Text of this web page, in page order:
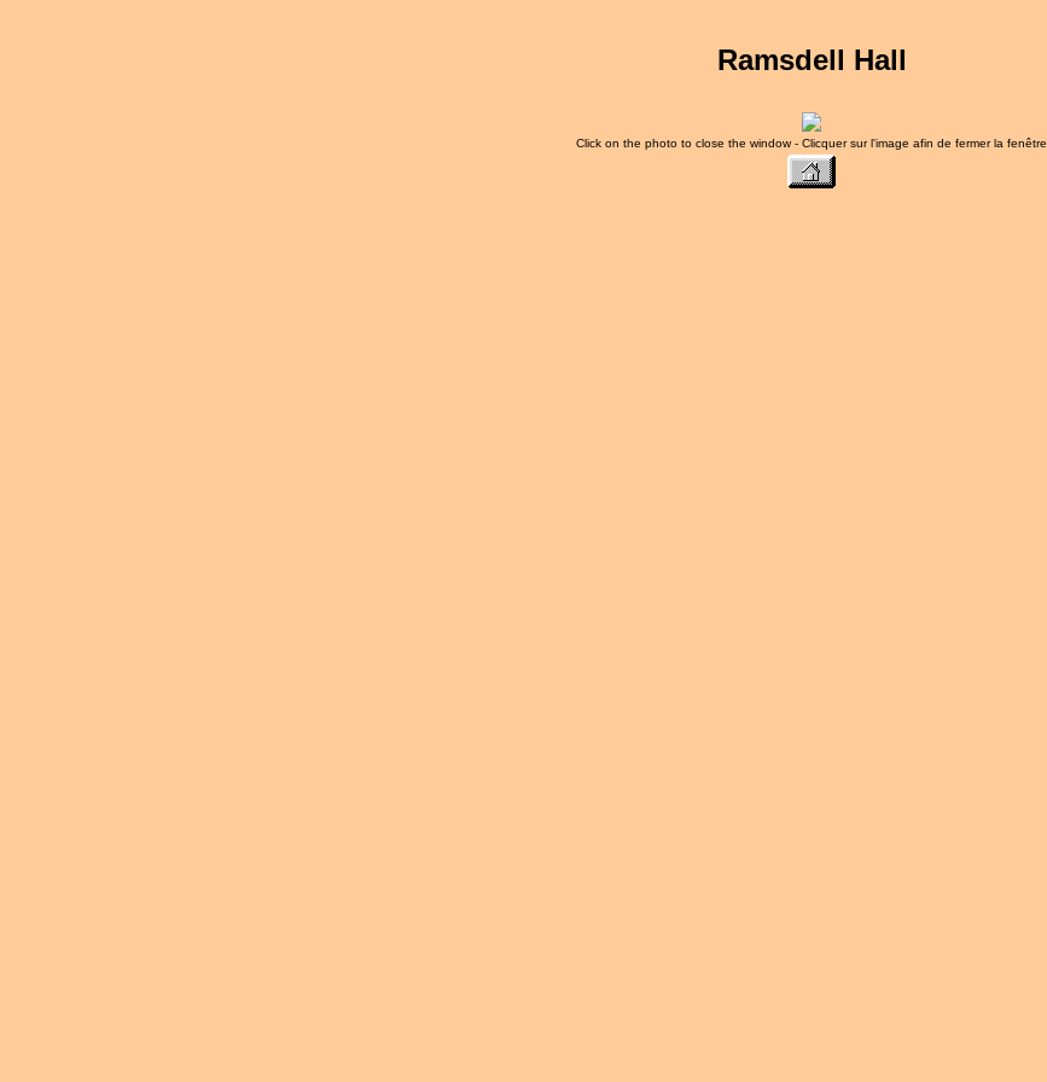
Ramsdell Hall
Click on the photo to close the window - Clicquer sur l'image afin de fermer la fenêtre